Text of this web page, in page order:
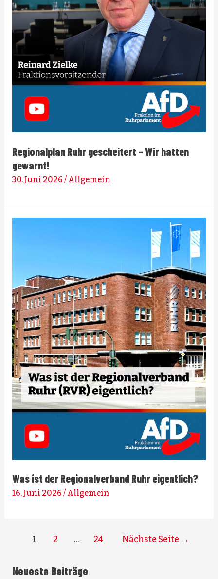
Regionalplan Ruhr gescheitert – Wir hatten
gewarnt!
30. Juni 2026 / Allgemein
Was ist der Regionalverband Ruhr eigentlich?
16. Juni 2026 / Allgemein
Seitennummerierung
Beiträge
1 2 … 24 Nächste Seite →
Neueste Beiträge